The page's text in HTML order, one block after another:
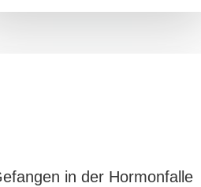
in der Hormonfalle